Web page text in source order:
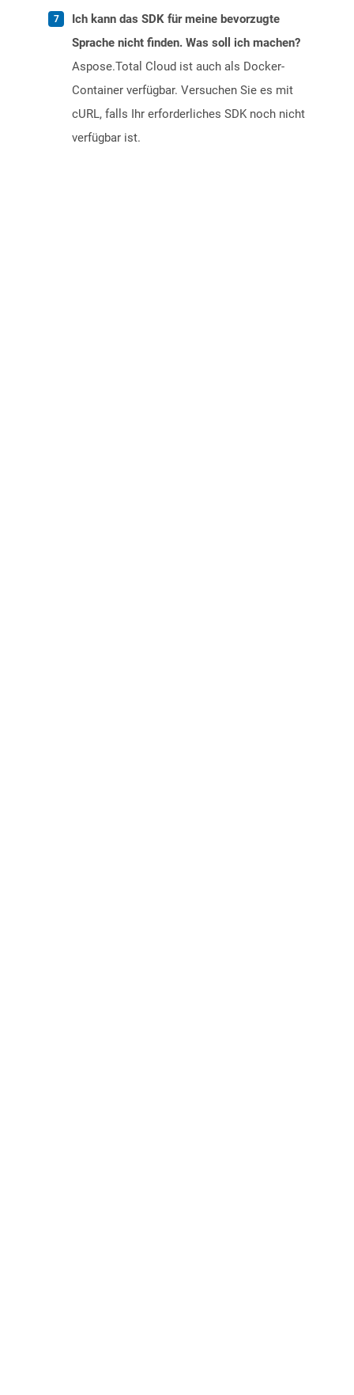
Ich kann das SDK für meine bevorzugte
Sprache nicht finden. Was soll ich machen?
Aspose.Total Cloud ist auch als Docker-
Container verfügbar. Versuchen Sie es mit
cURL, falls Ihr erforderliches SDK noch nicht
verfügbar ist.